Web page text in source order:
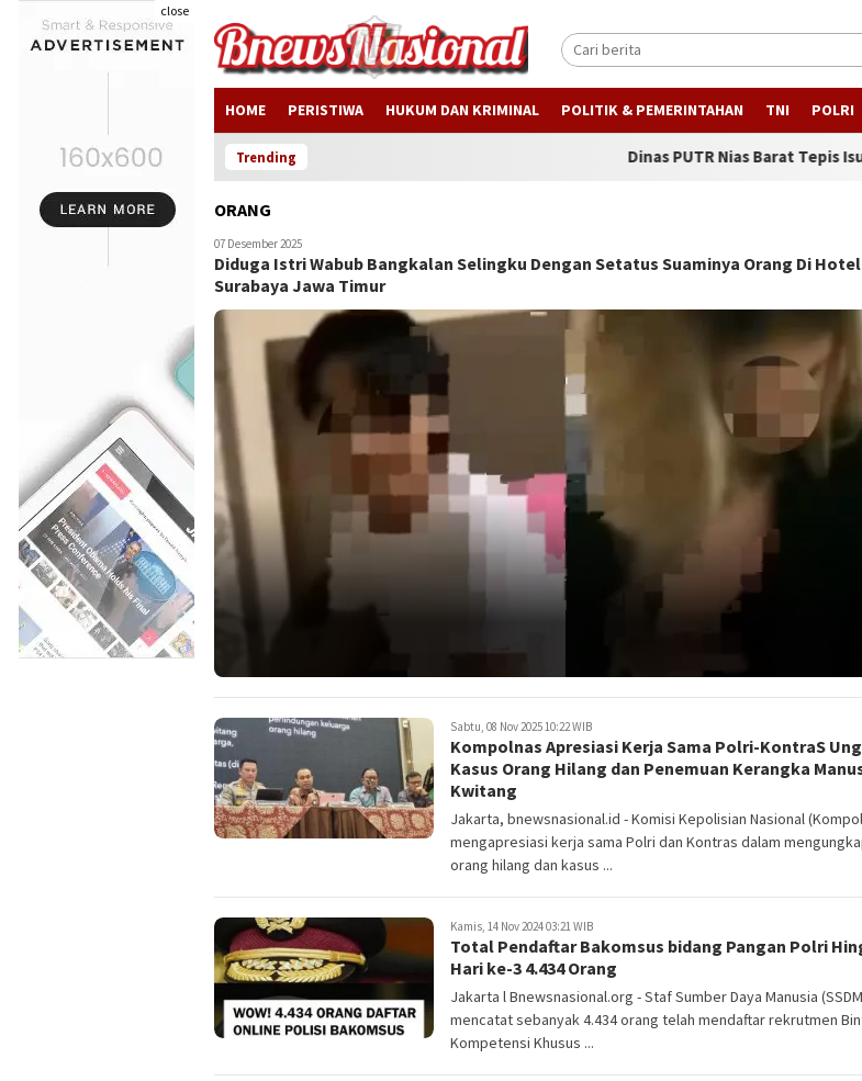
close
HOME PERISTIWA HUKUM DAN KRIMINAL POLITIK & PEMERINTAHAN TNI POLRI
Trending Dinas PUTR Nias Barat Tepis Isu Negatif,
ORANG
07 Desember 2025
Diduga Istri Wabub Bangkalan Selingku Dengan Setatus Suaminya Orang Di Hotel
Surabaya Jawa Timur
Sabtu, 08 Nov 2025 10:22 WIB
Kompolnas Apresiasi Kerja Sama Polri-KontraS
Kasus Orang Hilang dan Penemuan Kerangka
Kwitang
Jakarta, bnewsnasional.id - Komisi Kepolisian Nasional
mengapresiasi kerja sama Polri dan Kontras dalam
orang hilang dan kasus ...
Kamis, 14 Nov 2024 03:21 WIB
Total Pendaftar Bakomsus bidang Pangan Polri
Hari ke-3 4.434 Orang
Jakarta l Bnewsnasional.org - Staf Sumber Daya Manusia
mencatat sebanyak 4.434 orang telah mendaftar rekrutmen
Kompetensi Khusus ...